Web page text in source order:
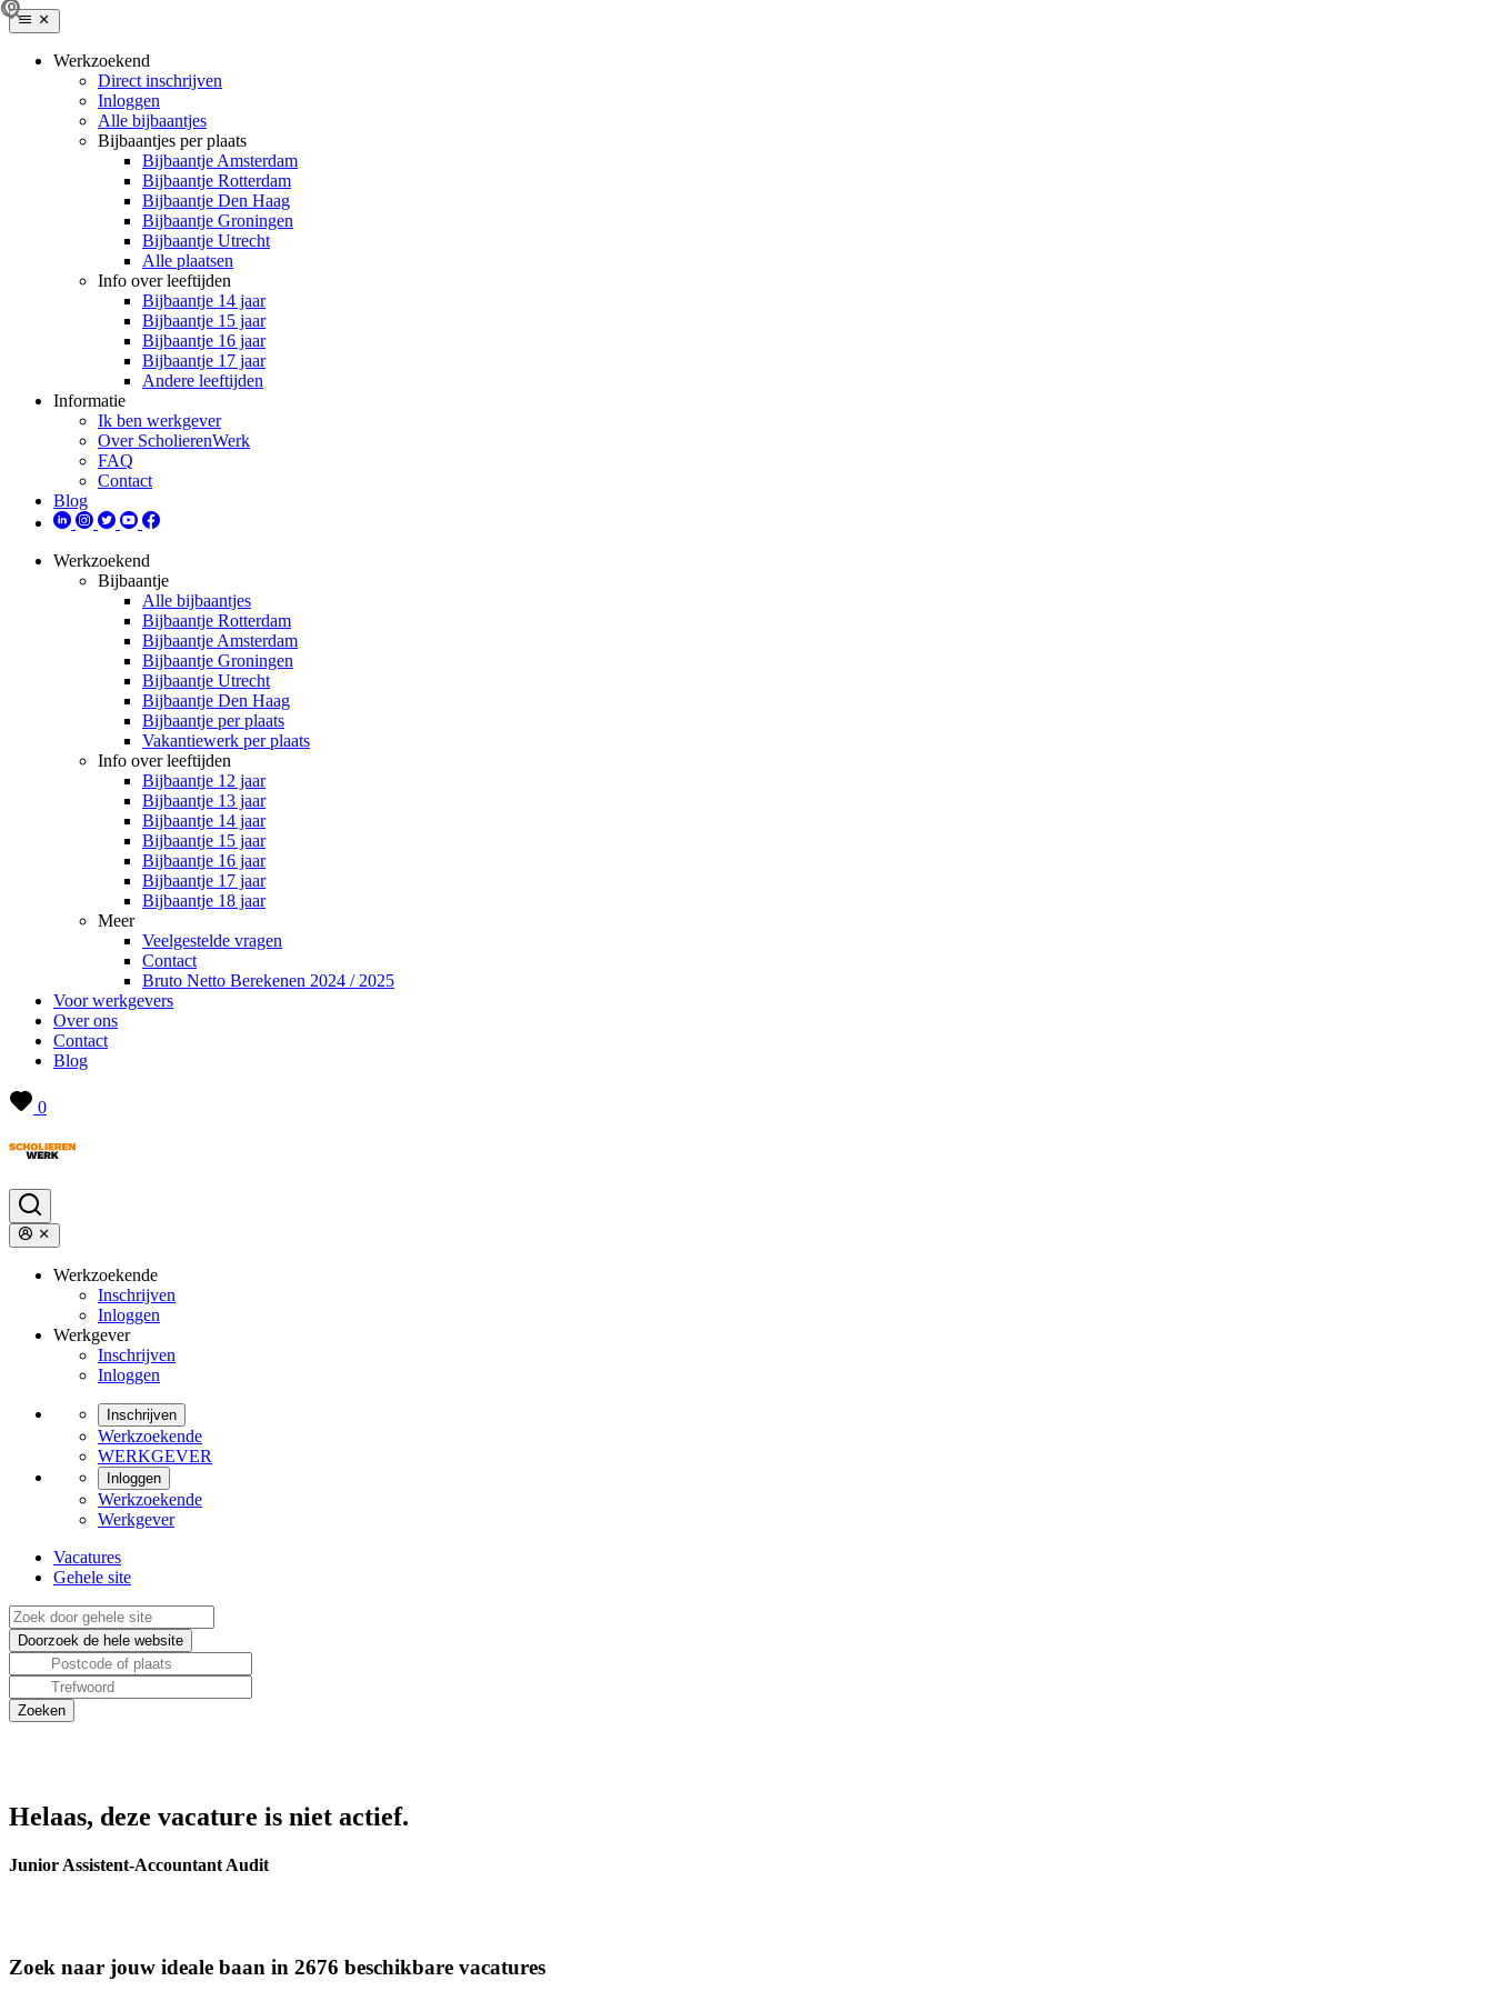
Werkzoekend
Direct inschrijven
Inloggen
Alle bijbaantjes
Bijbaantjes per plaats
Bijbaantje Amsterdam
Bijbaantje Rotterdam
Bijbaantje Den Haag
Bijbaantje Groningen
Bijbaantje Utrecht
Alle plaatsen
Info over leeftijden
Bijbaantje 14 jaar
Bijbaantje 15 jaar
Bijbaantje 16 jaar
Bijbaantje 17 jaar
Andere leeftijden
Informatie
Ik ben werkgever
Over ScholierenWerk
FAQ
Contact
Blog
Werkzoekend
Bijbaantje
Alle bijbaantjes
Bijbaantje Rotterdam
Bijbaantje Amsterdam
Bijbaantje Groningen
Bijbaantje Utrecht
Bijbaantje Den Haag
Bijbaantje per plaats
Vakantiewerk per plaats
Info over leeftijden
Bijbaantje 12 jaar
Bijbaantje 13 jaar
Bijbaantje 14 jaar
Bijbaantje 15 jaar
Bijbaantje 16 jaar
Bijbaantje 17 jaar
Bijbaantje 18 jaar
Meer
Veelgestelde vragen
Contact
Bruto Netto Berekenen 2024 / 2025
Voor werkgevers
Over ons
Contact
Blog
0
Werkzoekende
Inschrijven
Inloggen
Werkgever
Inschrijven
Inloggen
Inschrijven
Werkzoekende
WERKGEVER
Inloggen
Werkzoekende
Werkgever
Vacatures
Gehele site
Helaas, deze vacature is niet actief.
Junior Assistent-Accountant Audit
Zoek naar jouw ideale baan in 2676 beschikbare vacatures